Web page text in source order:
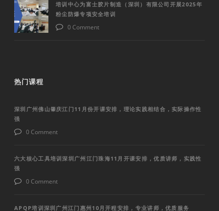
培训中心为富士胶片制造（深圳）有限公司开展2025年
粉尘防爆专项安全培训
0 Comment
热门课程
深圳广州佛山肇庆江门11月份开课安排，理论实践相结合，实际操作性
强
0 Comment
六大核心工具培训深圳广州江门珠海11月开课安排，优质讲师，实践性
强
0 Comment
APQP培训深圳广州江门惠州10月开程安排，专业讲师，优质服务